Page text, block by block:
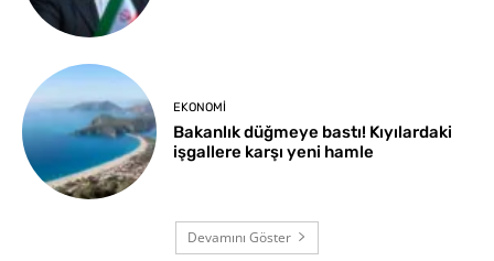
EKONOMI
Bakanlık düğmeye bastı! Kıyılardaki
işgallere karşı yeni hamle
Devamını Göster